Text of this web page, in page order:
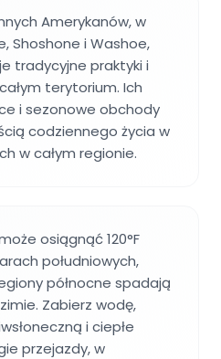
Amerykanów, w
Shoshone i Washoe,
tradycyjne praktyki i
terytorium. Ich
i sezonowe obchody
codziennego życia w
w całym regionie.
osiągnąć 120°F
południowych,
północne spadają
Zabierz wodę,
i ciepłe
przejazdy, w